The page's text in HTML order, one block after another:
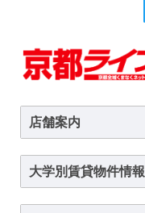
店舗案内
大学別賃貸物件情報